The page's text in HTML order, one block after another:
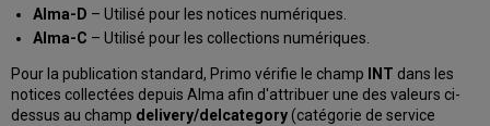
Alma-D – Utilisé pour les notices numériques.
Alma-C – Utilisé pour les collections numériques.
Pour la publication standard, Primo vérifie le champ INT dans les
notices collectées depuis Alma afin d'attribuer une des valeurs ci-
dessus au champ delivery/delcategory(catégorie de service